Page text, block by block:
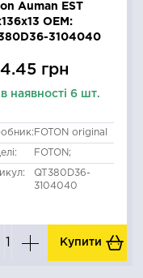
Auman EST
OEM:
3104040
грн
в наявності 6 шт.
FOTON original
FOTON;
QT380D36-
3104040
Купити